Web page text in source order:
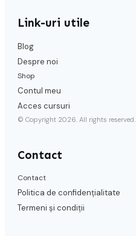
Link-uri utile
Blog
Despre noi
Shop
Contul meu
Acces cursuri
© Copyright 2026. All rights reserved.
Contact
Contact
Politica de confidențialitate
Termeni și condiții